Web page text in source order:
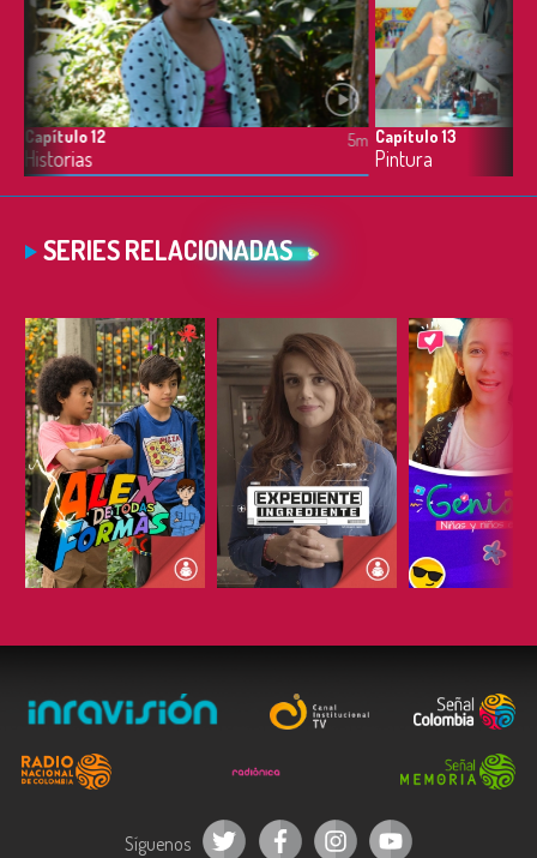
Capítulo 12
Historias
5m Capítulo 13
Pintura
SERIES RELACIONADAS
ESCUCHAR ESCUCHAR
Síguenos